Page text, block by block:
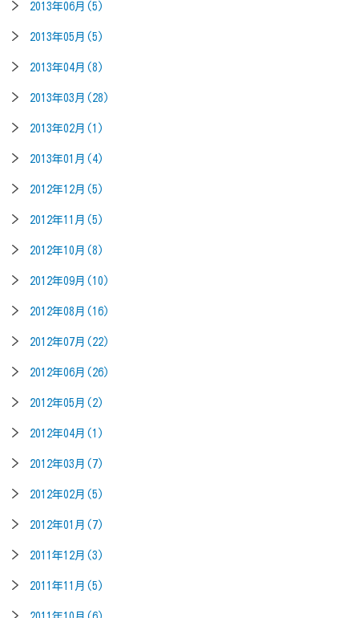
2013年06月(5)
2013年05月(5)
2013年04月(8)
2013年03月(28)
2013年02月(1)
2013年01月(4)
2012年12月(5)
2012年11月(5)
2012年10月(8)
2012年09月(10)
2012年08月(16)
2012年07月(22)
2012年06月(26)
2012年05月(2)
2012年04月(1)
2012年03月(7)
2012年02月(5)
2012年01月(7)
2011年12月(3)
2011年11月(5)